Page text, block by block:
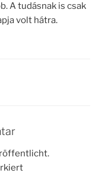
A tudásnak is csak
volt hátra.